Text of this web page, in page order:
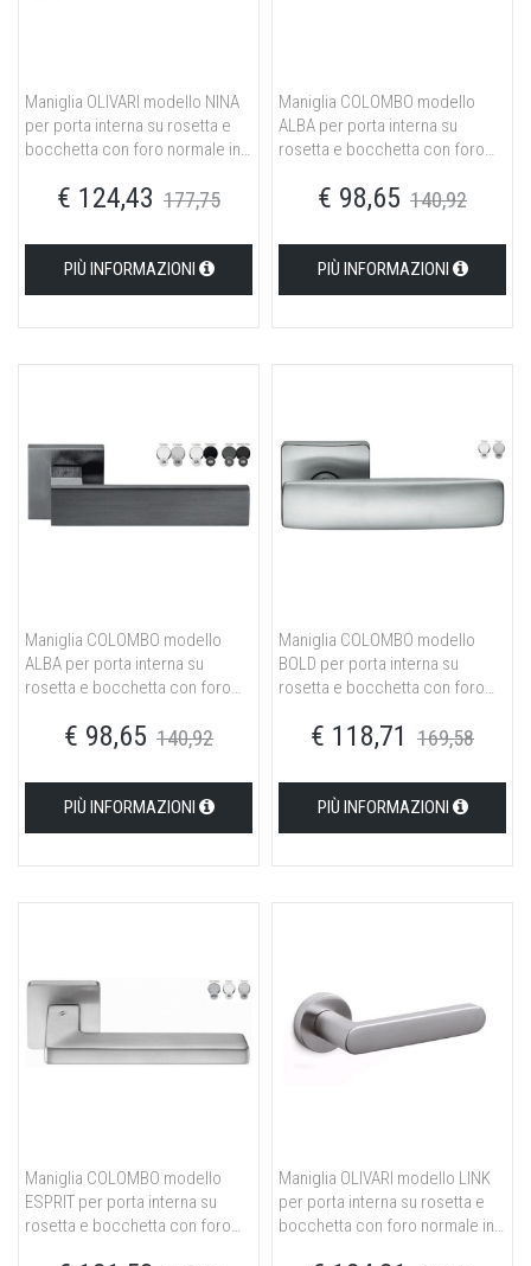
Maniglia OLIVARI modello NINA
per porta interna su rosetta e
bocchetta con foro normale in
€ 124,43 177,75
PIÙ INFORMAZIONI
Maniglia COLOMBO modello
ALBA per porta interna su
rosetta e bocchetta con foro
cromo/cromat
€ 98,65 140,92
PIÙ INFORMAZIONI
Maniglia COLOMBO modello
ALBA per porta interna su
rosetta e bocchetta con foro
€ 98,65 140,92
PIÙ INFORMAZIONI
Maniglia COLOMBO modello
BOLD per porta interna su
rosetta e bocchetta con foro
€ 118,71 169,58
PIÙ INFORMAZIONI
Maniglia COLOMBO modello
ESPRIT per porta interna su
rosetta e bocchetta con foro
Maniglia OLIVARI modello LINK
per porta interna su rosetta e
bocchetta con foro normale in